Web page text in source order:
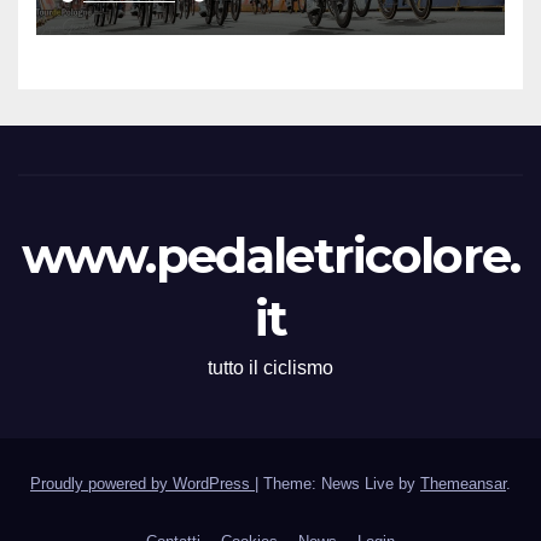
seguito e in maglia gialla
all’83° Giro di Polonia
www.pedaletricolore.
it
tutto il ciclismo
Proudly powered by WordPress | Theme: News Live by Themeansar.